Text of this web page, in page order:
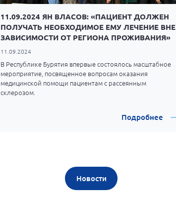
11.09.2024 ЯН ВЛАСОВ: «ПАЦИЕНТ ДОЛЖЕН
ПОЛУЧАТЬ НЕОБХОДИМОЕ ЕМУ ЛЕЧЕНИЕ ВНЕ
ЗАВИСИМОСТИ ОТ РЕГИОНА ПРОЖИВАНИЯ»
11.09.2024
В Республике Бурятия впервые состоялось масштабное
мероприятие, посвященное вопросам оказания
медицинской помощи пациентам с рассеянным
склерозом.
Подробнее
Новости